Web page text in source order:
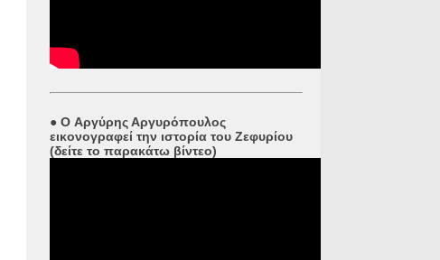
● O Αργύρης Αργυρόπουλος
εικονογραφεί την ιστορία του Ζεφυρίου
(δείτε το παρακάτω βίντεο)